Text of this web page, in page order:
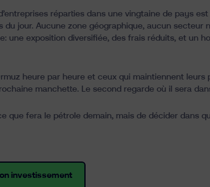
réparties dans une vingtaine de pays
jour. Aucune zone géographique, aucun secteur
une exposition diversifiée, des frais réduits, et un
heure par heure et ceux qui maintiennent leurs
manchette. Le second regarde où il sera
que fera le pétrole demain, mais de décider dans
investissement